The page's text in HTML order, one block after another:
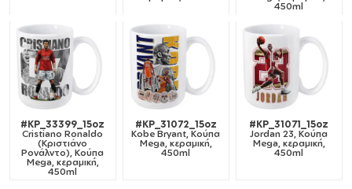
450ml
#KP_33399_15oz
Cristiano Ronaldo
(Κριστιάνο
Ρονάλντο), Κούπα
Mega, κεραμική,
450ml
#KP_31072_15oz
Kobe Bryant, Κούπα
Mega, κεραμική,
450ml
#KP_31071_15oz
Jordan 23, Κούπα
Mega, κεραμική,
450ml